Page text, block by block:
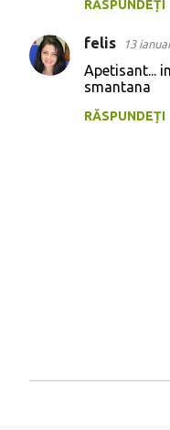
RĂSPUNDEȚI
felis 13
Apetisant...
smantana
RĂSPUNDEȚI